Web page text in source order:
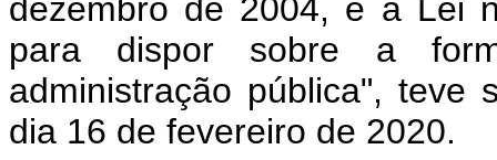
dezembro de 2004, e a Lei
para dispor sobre a
administração pública", teve
dia 16 de fevereiro de 2020.